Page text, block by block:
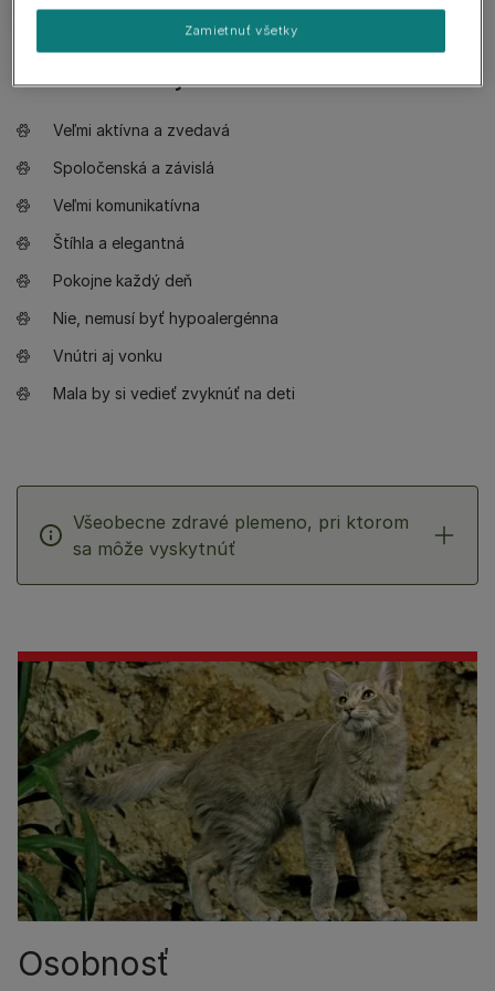
Čo je treba vedieť
Veľmi aktívna a zvedavá
Spoločenská a závislá
Veľmi komunikatívna
Štíhla a elegantná
Pokojne každý deň
Nie, nemusí byť hypoalergénna
Vnútri aj vonku
Mala by si vedieť zvyknúť na deti
Všeobecne zdravé plemeno, pri ktorom
sa môže vyskytnúť
Osobnosť
Zamietnuť všetky